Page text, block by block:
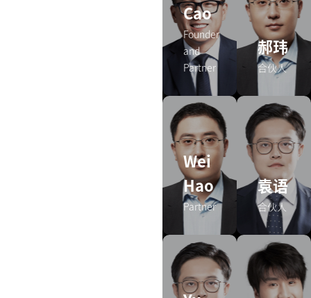
Cao
Founder
and
Partner
郝玮
合伙人
Wei
Hao
Partner
袁语
合伙人